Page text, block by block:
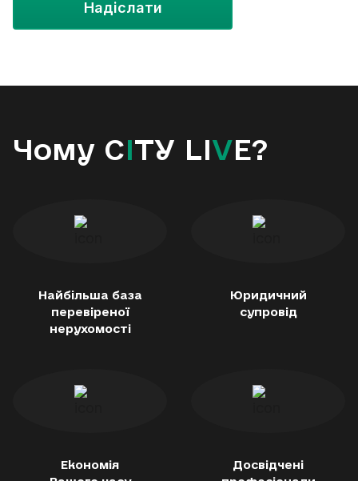
Надіслати
Чому CITY LIVE?
Найбільша база
перевіреної
нерухомості
Юридичний
супровід
Економія
Досвідчені